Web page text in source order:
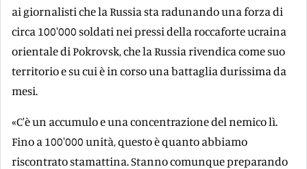
ai giornalisti che la Russia sta radunando una forza di
circa 100'000 soldati nei pressi della roccaforte ucraina
orientale di Pokrovsk, che la Russia rivendica come suo
territorio e su cui è in corso una battaglia durissima da
mesi.
«C'è un accumulo e una concentrazione del nemico lì.
Fino a 100'000 unità, questo è quanto abbiamo
riscontrato stamattina. Stanno comunque preparando